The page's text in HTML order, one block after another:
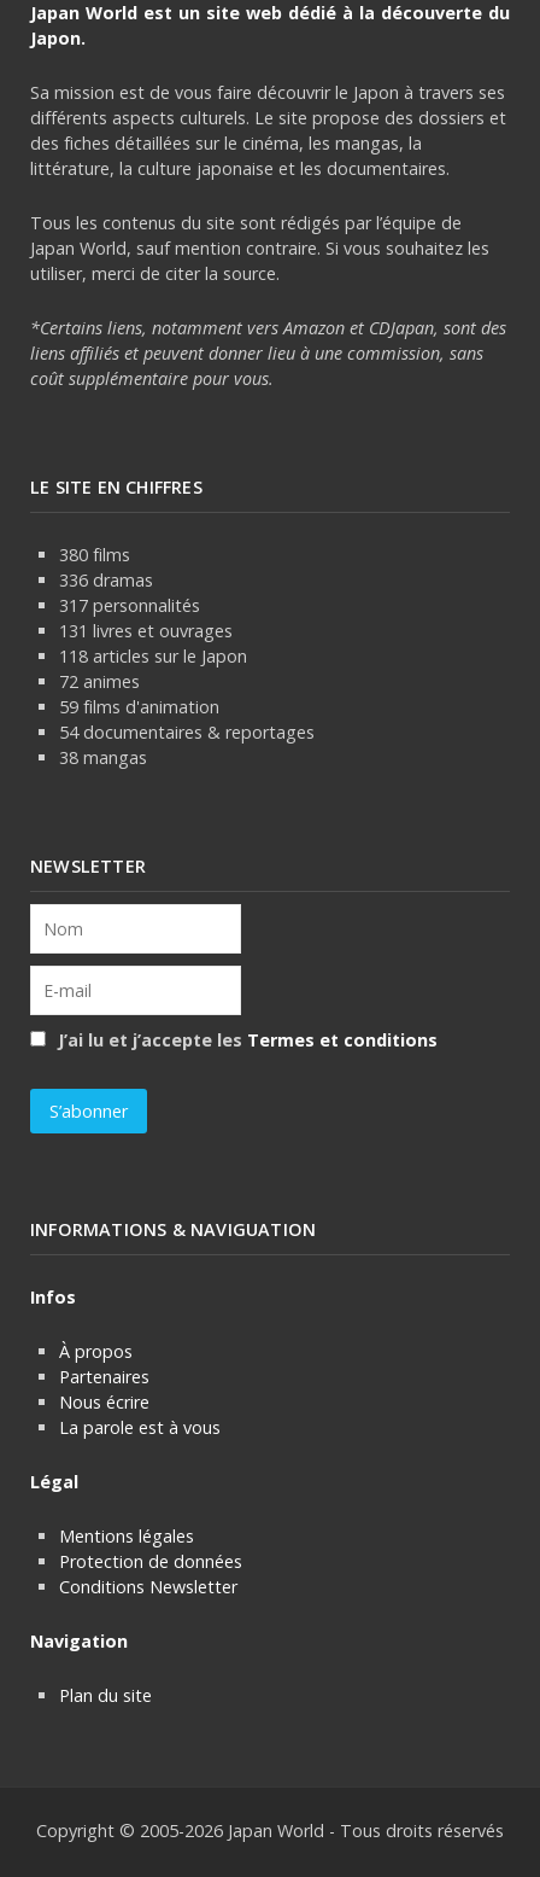
Japan World est un site web dédié à la découverte du
Japon.
Sa mission est de vous faire découvrir le Japon à travers ses
différents aspects culturels. Le site propose des dossiers et
des fiches détaillées sur le cinéma, les mangas, la
littérature, la culture japonaise et les documentaires.
Tous les contenus du site sont rédigés par l’équipe de
Japan World, sauf mention contraire. Si vous souhaitez les
utiliser, merci de citer la source.
*Certains liens, notamment vers Amazon et CDJapan, sont des
liens affiliés et peuvent donner lieu à une commission, sans
coût supplémentaire pour vous.
LE SITE EN CHIFFRES
380 films
336 dramas
317 personnalités
131 livres et ouvrages
118 articles sur le Japon
72 animes
59 films d'animation
54 documentaires & reportages
38 mangas
NEWSLETTER
J’ai lu et j’accepte les Termes et conditions
INFORMATIONS & NAVIGUATION
Infos
À propos
Partenaires
Nous écrire
La parole est à vous
Légal
Mentions légales
Protection de données
Conditions Newsletter
Navigation
Plan du site
Copyright © 2005-2026 Japan World - Tous droits réservés